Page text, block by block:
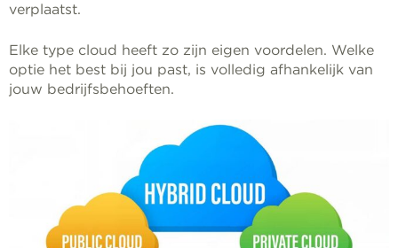
verplaatst.
Elke type cloud heeft zo zijn eigen voordelen. Welke
optie het best bij jou past, is volledig afhankelijk van
jouw bedrijfsbehoeften.